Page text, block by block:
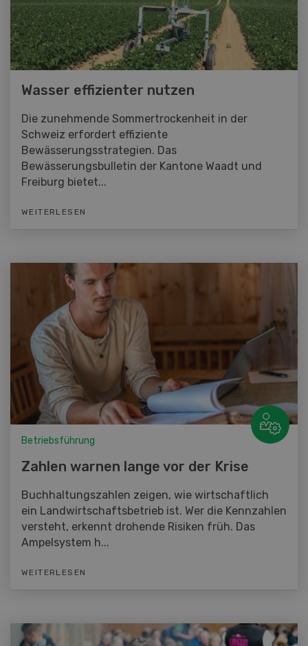
Wasser effizienter nutzen
Die zunehmende Sommertrockenheit in der
Schweiz erfordert effiziente
Bewässerungsstrategien. Das
Bewässerungsbulletin der Kantone Waadt und
Freiburg bietet...
WEITERLESEN
Betriebsführung
Zahlen warnen lange vor der Krise
Buchhaltungszahlen zeigen, wie wirtschaftlich
ein Landwirtschaftsbetrieb ist. Wer die Kennzahlen
versteht, erkennt drohende Risiken früh. Das
Ampelsystem h...
WEITERLESEN